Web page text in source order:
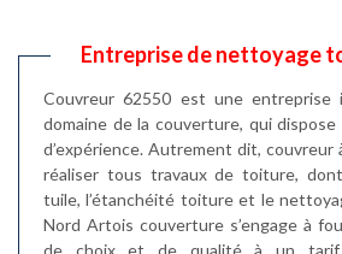
Entreprise de nettoyage
Couvreur 62550 est une entreprise
domaine de la couverture, qui
d’expérience. Autrement dit,
réaliser tous travaux de toiture,
tuile, l’étanchéité toiture et le
Nord Artois couverture s’engage à
de choix et de qualité à un tarif